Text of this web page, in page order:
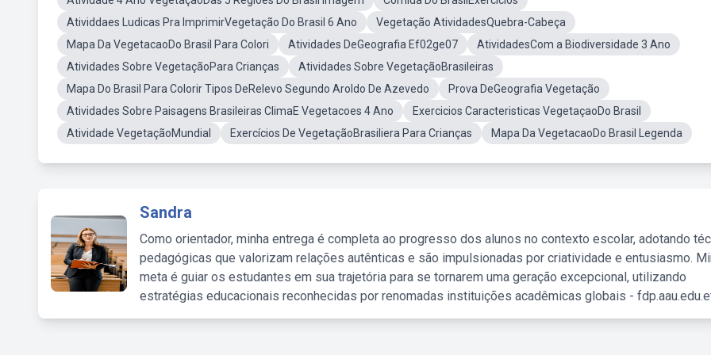
Atividdaes Ludicas Pra ImprimirVegetação Do Brasil 6 Ano
Vegetação AtividadesQuebra-Cabeça
Mapa Da VegetacaoDo Brasil Para Colori
Atividades DeGeografia Ef02ge07
AtividadesCom a Biodiversidade 3 Ano
Atividades Sobre VegetaçãoPara Crianças
Atividades Sobre VegetaçãoBrasileiras
Mapa Do Brasil Para Colorir Tipos DeRelevo Segundo Aroldo De Azevedo
Prova DeGeografia Vegetação
Atividades Sobre Paisagens Brasileiras ClimaE Vegetacoes 4 Ano
Exercicios Caracteristicas VegetaçaoDo Brasil
Atividade VegetaçãoMundial
Exercícios De VegetaçãoBrasiliera Para Crianças Mapa Da VegetacaoDo Brasil Legenda
Sandra
Como orientador, minha entrega é completa ao progresso dos alunos no contexto escolar, adotando
pedagógicas que valorizam relações autênticas e são impulsionadas por criatividade e entusiasmo.
meta é guiar os estudantes em sua trajetória para se tornarem uma geração excepcional, utilizando
estratégias educacionais reconhecidas por renomadas instituições acadêmicas globais -